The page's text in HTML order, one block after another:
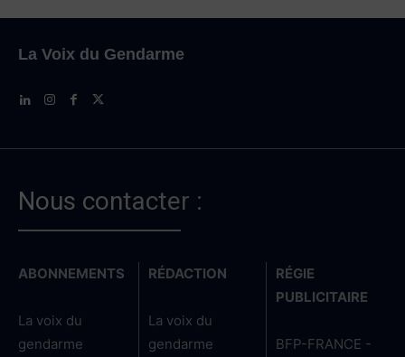
La Voix du Gendarme
Nous contacter :
ABONNEMENTS
La voix du
gendarme
RÉDACTION
La voix du
gendarme
RÉGIE
PUBLICITAIRE
BFP-FRANCE -